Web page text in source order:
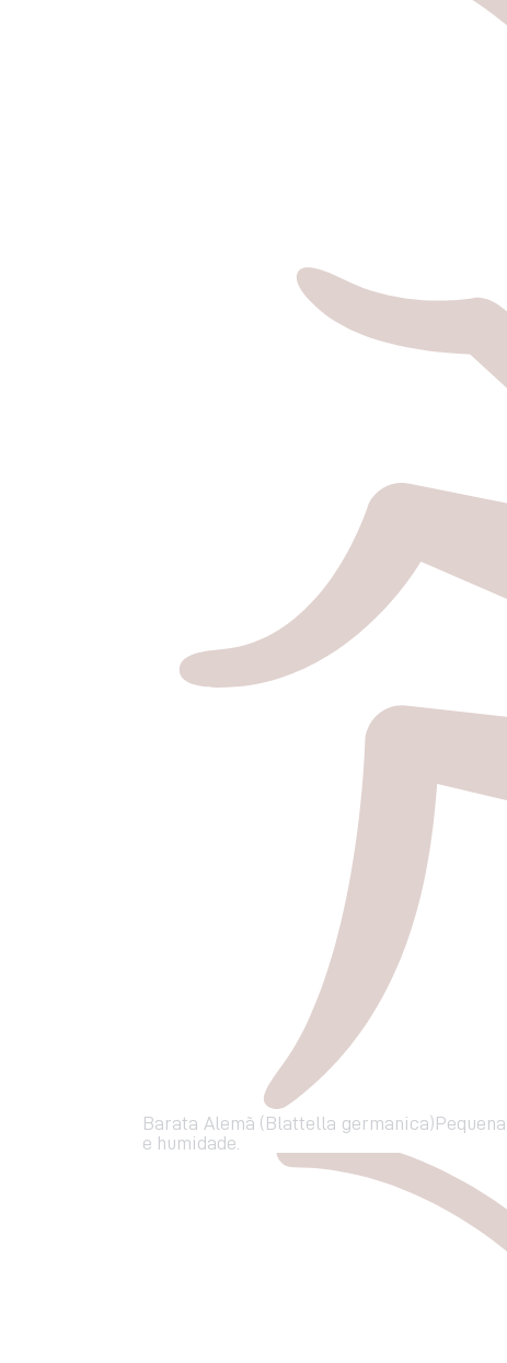
Barata Alemã (Blattella
e humidade.